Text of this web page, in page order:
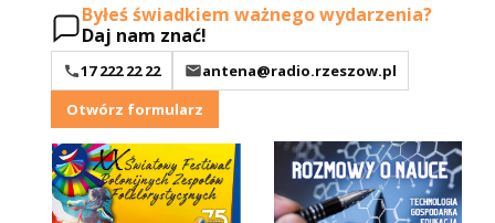
Byłeś świadkiem ważnego wydarzenia?
Daj nam znać!
17 222 22 22
antena@radio.rzeszow.pl
Otwórz formularz